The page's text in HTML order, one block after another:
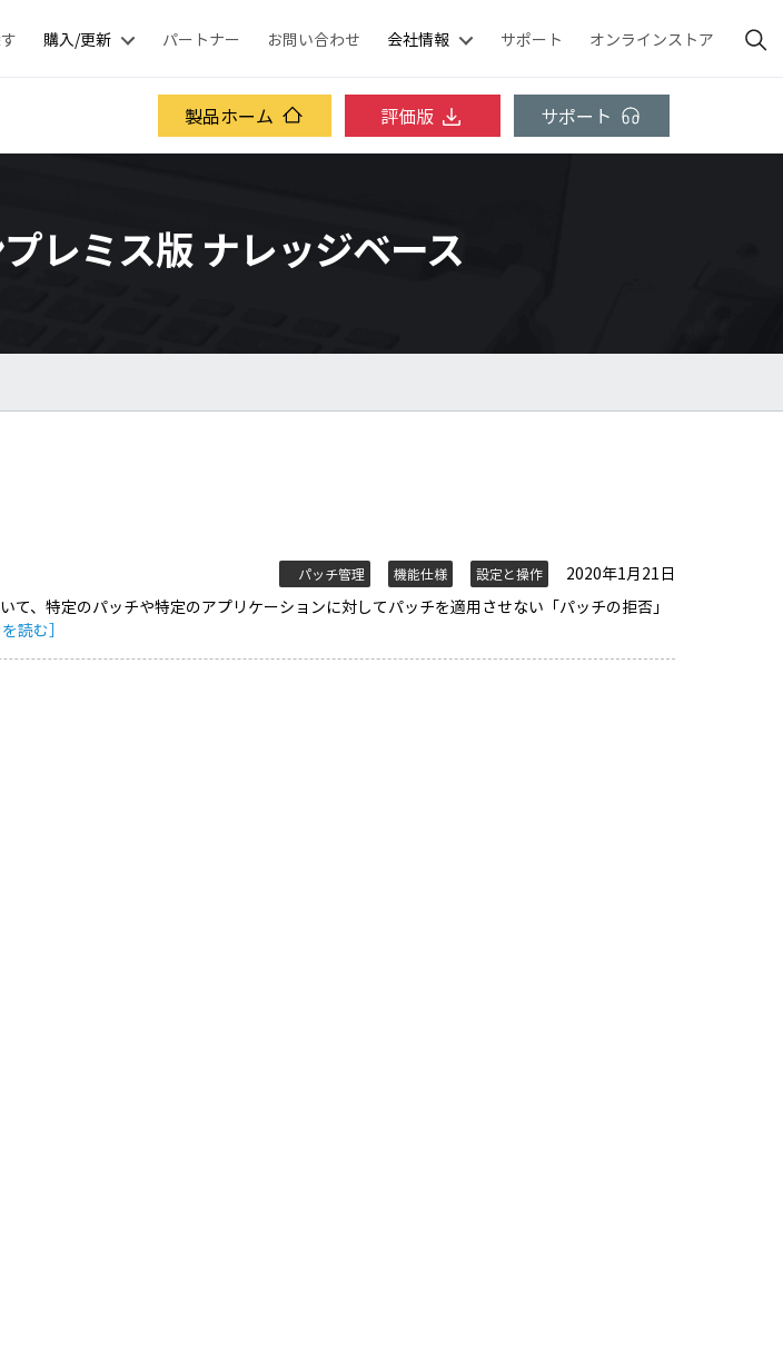
購入/更新 パートナー お問い合わせ 会社情報 サポート オンラインストア
製品ホーム 評価版 サポート
レミス版 ナレッジベース
パッチ管理 機能仕様 設定と操作
2020年1月21日
て、特定のパッチや特定のアプリケーションに対してパッチを適用させない「パッチの拒否」
読む］